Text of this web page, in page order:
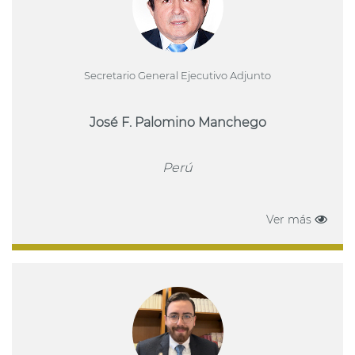
Secretario General Ejecutivo Adjunto
José F. Palomino Manchego
Perú
Ver más